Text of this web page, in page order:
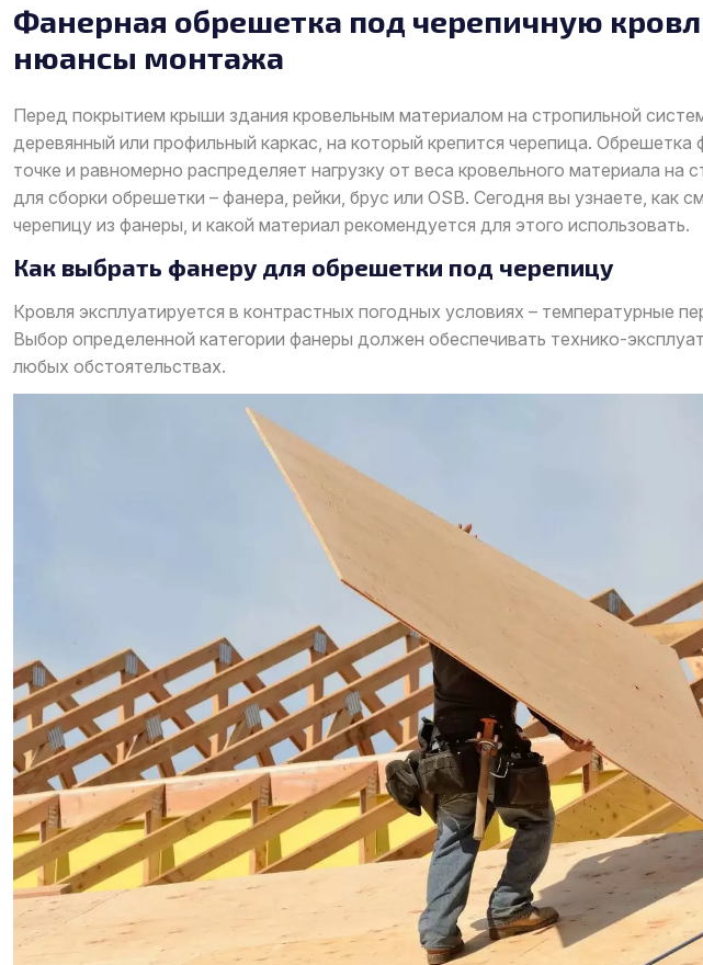
Фанерная обрешетка под черепичную
нюансы монтажа
Перед покрытием крыши здания кровельным материалом на стропильной
деревянный или профильный каркас, на который крепится черепица. Обрешетка
точке и равномерно распределяет нагрузку от веса кровельного материала на
для сборки обрешетки – фанера, рейки, брус или OSB. Сегодня вы узнаете, как
черепицу из фанеры, и какой материал рекомендуется для этого использовать.
Как выбрать фанеру для обрешетки под черепицу
Кровля эксплуатируется в контрастных погодных условиях – температурные
Выбор определенной категории фанеры должен обеспечивать технико-
любых обстоятельствах.